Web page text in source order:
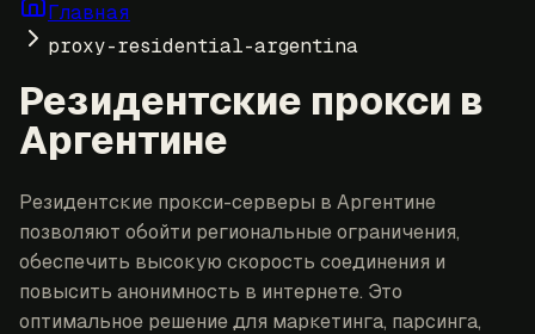
Главная
proxy-residential-argentina
Резидентские прокси в
Аргентине
Резидентские прокси-серверы в Аргентине
позволяют обойти региональные ограничения,
обеспечить высокую скорость соединения и
повысить анонимность в интернете. Это
оптимальное решение для маркетинга, парсинга,